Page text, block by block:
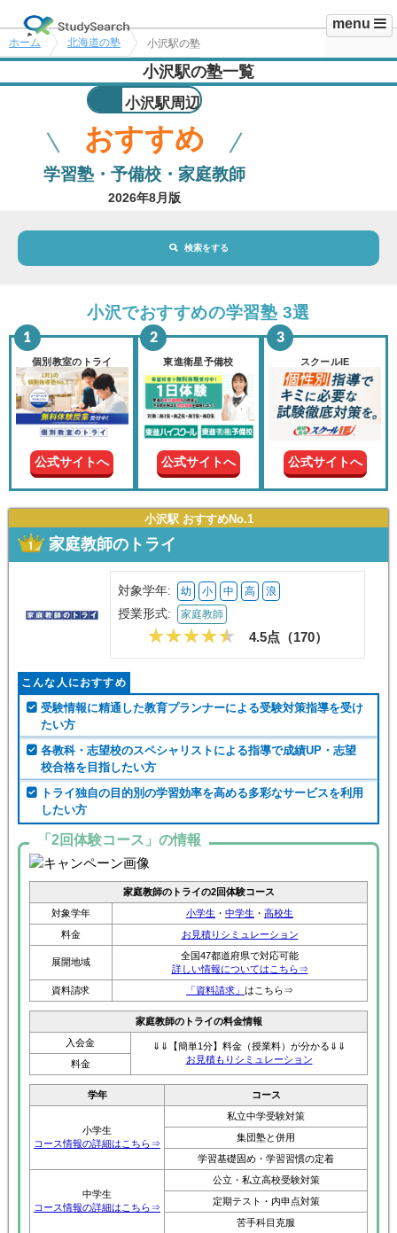
menu
ホーム 北海道の塾 小沢駅の塾
小沢駅の塾一覧
小沢駅周辺
おすすめ
学習塾・予備校・家庭教師
2026年8月版
検索をする
小沢駅
選択されていません
市区町村 選択されていません 変更
現在の
学年
授業形
式
この条件で絞り込む
小沢でおすすめの学習塾 3選
個別教室のトライ
公式サイトへ
東進衛星予備校
公式サイトへ
スクールIE
公式サイトへ
小沢駅 おすすめNo.1
家庭教師のトライ
対象学年: 幼 小 中 高 浪
授業形式: 家庭教師
4.5点（170）
こんな人におすすめ
受験情報に精通した教育プランナーによる受験対策指導を受け
たい方
各教科・志望校のスペシャリストによる指導で成績UP・志望
校合格を目指したい方
トライ独自の目的別の学習効率を高める多彩なサービスを利用
したい方
「2回体験コース」の情報
家庭教師のトライの2回体験コース
対象学年
小学生 ・ 中学生 ・ 高校生
料金
お見積りシミュレーション
展開地域
全国47都道府県で対応可能
詳しい情報についてはこちら⇒
資料請求
「資料請求」 はこちら⇒
家庭教師のトライの料金情報
入会金
⇓⇓【簡単1分】料金（授業料）が分かる⇓⇓
お見積もりシミュレーション
料金
学年 コース
小学生
コース情報の詳細はこちら⇒
私立中学受験対策
集団塾と併用
学習基礎固め・学習習慣の定着
中学生
コース情報の詳細はこちら⇒
公立・私立高校受験対策
定期テスト・内申点対策
苦手科目克服